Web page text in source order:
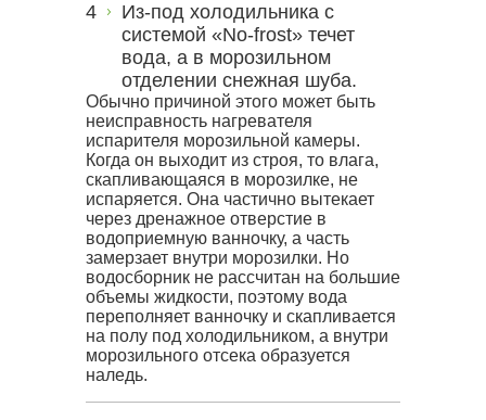
Из-под холодильника с
системой «No-frost» течет
вода, а в морозильном
отделении снежная шуба.
Обычно причиной этого может быть
неисправность нагревателя
испарителя морозильной камеры.
Когда он выходит из строя, то влага,
скапливающаяся в морозилке, не
испаряется. Она частично вытекает
через дренажное отверстие в
водоприемную ванночку, а часть
замерзает внутри морозилки. Но
водосборник не рассчитан на большие
объемы жидкости, поэтому вода
переполняет ванночку и скапливается
на полу под холодильником, а внутри
морозильного отсека образуется
наледь.